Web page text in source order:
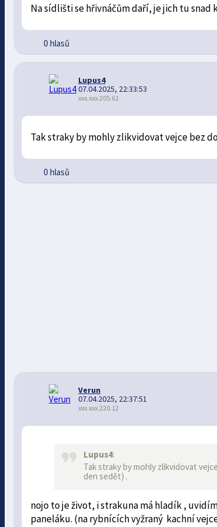
Na sídlišti se hřivnáčům daří, je jich tu
0 hlasů
Lupus4
07.04.2025, 22:33:53
xxx.xxx.205.61
Tak straky by mohly zlikvidovat vejce bez
0 hlasů
Verun
07.04.2025, 22:37:51
xxx.xxx.220.12
Lupus4:
Tak straky by mohly zlikvidovat
den sedět) .
nojo to je život, i strakuna má hladík ,
paneláku. (na rybnících vyžraný kachní